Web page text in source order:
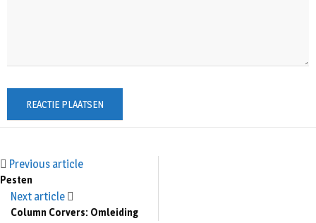
Previous article
Pesten
Next article
Column Corvers: Omleiding